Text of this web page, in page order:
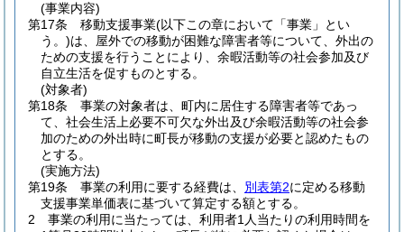
(事業内容)
第17条
移動支援事業(以下この章において「事業」とい
う。)は、屋外での移動が困難な障害者等について、外出の
ための支援を行うことにより、余暇活動等の社会参加及び
自立生活を促すものとする。
(対象者)
第18条
事業の対象者は、町内に居住する障害者等であっ
て、社会生活上必要不可欠な外出及び余暇活動等の社会参
加のための外出時に町長が移動の支援が必要と認めたもの
とする。
(実施方法)
第19条
事業の利用に要する経費は、 別表第2に定める移動
支援事業単価表に基づいて算定する額とする。
2
事業の利用に当たっては、利用者1人当たりの利用時間を